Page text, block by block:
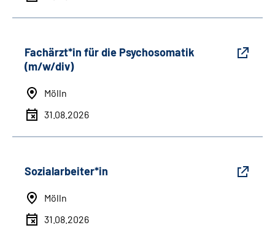
Fachärzt*in für die Psychosomatik
(m/w/div)
Mölln
31.08.2026
Sozialarbeiter*in
Mölln
31.08.2026